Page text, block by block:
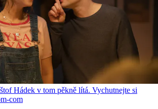
Hádek v tom pěkně lítá. Vychutnejte si
com